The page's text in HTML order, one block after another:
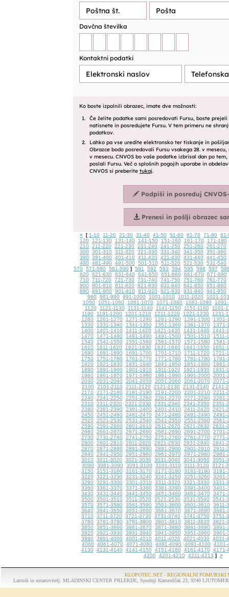
< [ 1-10 11-20 21-30 31-40 41-50 51-60 61-70 71-80
81-
120
121-130 131-140 141-150 151-160 161-170
171-180
210
211-220 221-230 231-240 241-250 251-260
261-270
300
301-310 311-320 321-330 331-340 341-350
351-360
390
391-400 401-410 411-420 421-430 431-440
441-450
480
481-490 491-500 501-510 511-520 521-530
531-540
570
571-580 581-590 ] 591 592 593 594 595 596 597
620
621-630 631-640 641-650 651-660 661-670
671-680
710
711-720 721-730 731-740 741-750 751-760
761-770
800
801-810 811-820 821-830 831-840 841-850
851-860
890
891-900 901-910 911-920 921-930 931-940
941-950
980
981-990 991-1000 1001-1010 1011-1020
1021-
1050
1051-1060 1061-1070 1071-1080 1081-1090
1120
1121-1130 1131-1140 1141-1150 1151-1160
1161-
1190
1191-1200 1201-1210 1211-1220 1221-1230
1231-
1260
1261-1270 1271-1280 1281-1290 1291-1300
1301-
1330
1331-1340 1341-1350 1351-1360 1361-1370
1371-
1400
1401-1410 1411-1420 1421-1430 1431-1440
1441-
1470
1471-1480 1481-1490 1491-1500 1501-1510
1511-
1540
1541-1550 1551-1560 1561-1570 1571-1580
1581-
1610
1611-1620 1621-1630 1631-1640 1641-1650
1651-
1680
1681-1690 1691-1700 1701-1710 1711-1720
1721-
1750
1751-1760 1761-1770 1771-1780 1781-1790
1791-
1820
1821-1830 1831-1840 1841-1850 1851-1860
1861-
1890
1891-1900 1901-1910 1911-1920 1921-1930
1931-
1960
1961-1970 1971-1980 1981-1990 1991-2000
2001-
2030
2031-2040 2041-2050 2051-2060 2061-2070
2071-
2100
2101-2110 2111-2120 2121-2130 2131-2140
2141-
2170
2171-2180 2181-2190 2191-2200 2201-2210
2211-
2240
2241-2250 2251-2260 2261-2270 2271-2280
2281-
2310
2311-2320 2321-2330 2331-2340 2341-2350
2351-
2380
2381-2390 2391-2400 2401-2410 2411-2420
2421-
2450
2451-2460 2461-2470 2471-2480 2481-2490
2491-
2520
2521-2530 2531-2540 2541-2550 2551-2560
2561-
2590
2591-2600 2601-2610 2611-2620 2621-2630
2631-
2660
2661-2670 2671-2680 2681-2690 2691-2700
2701-
2730
2731-2740 2741-2750 2751-2760 2761-2770
2771-
2800
2801-2810 2811-2820 2821-2830 2831-2840
2841-
2870
2871-2880 2881-2890 2891-2900 2901-2910
2911-
2940
2941-2950 2951-2960 2961-2970 2971-2980
2981-
3010
3011-3020 3021-3030 3031-3040 3041-3050
3051-
3080
3081-3090 3091-3100 3101-3110 3111-3120
3121-
3150
3151-3160 3161-3170 3171-3180 3181-3190
3191-
3220
3221-3230 3231-3240 3241-3250 3251-3260
3261-
3290
3291-3300 3301-3310 3311-3320 3321-3330
3331-
3360
3361-3370 3371-3380 3381-3390 3391-3400
3401-
3430
3431-3440 3441-3450 3451-3460 3461-3470
3471-
3500
3501-3510 3511-3520 3521-3530 3531-3540
3541-
3570
3571-3580 3581-3590 3591-3600 3601-3610
3611-
3640
3641-3650 3651-3660 3661-3670 3671-3680
3681-
3710
3711-3720 3721-3730 3731-3740 3741-3750
3751-
3780
3781-3790 3791-3800 3801-3810 3811-3820
3821-
3850
3851-3860 3861-3870 3871-3880 3881-3890
3891-
3920
3921-3930 3931-3940 3941-3950 3951-3960
3961-
3990
3991-4000 4001-4010 4011-4020 4021-4030
4031-
4060
4061-4070 4071-4080 4081-4090 4091-4100
4101-
4130
4131-4140 4141-4150 4151-4160 4161-4170
4171-
4200
4201-4210 4211-4213 ] >
KLOPOTEC.NET - REGIONALNI POMURSKI
Lastnik in ustanovitelj: MLADINSKI CENTER PRLEKIJE, Spodnji Kamenščak 23, 9240